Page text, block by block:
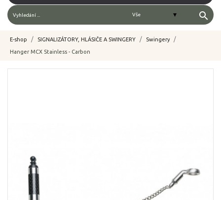
search
E-shop SIGNALIZÁTORY, HLÁSIČE A SWINGERY Swingery
Hanger MCX Stainless - Carbon